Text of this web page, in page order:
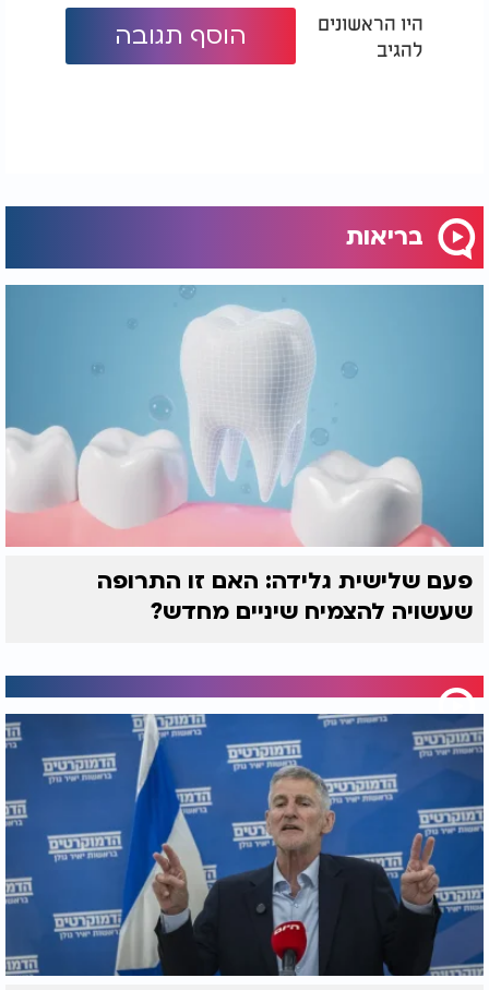
היו הראשונים
להגיב
הוסף תגובה
בריאות
פעם שלישית גלידה: האם זו התרופה
שעשויה להצמיח שיניים מחדש?